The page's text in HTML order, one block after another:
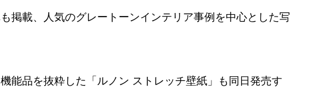
掲載、人気のグレートーンインテリア事例を中心とした写
能品を抜粋した「ルノン ストレッチ壁紙」も同日発売す